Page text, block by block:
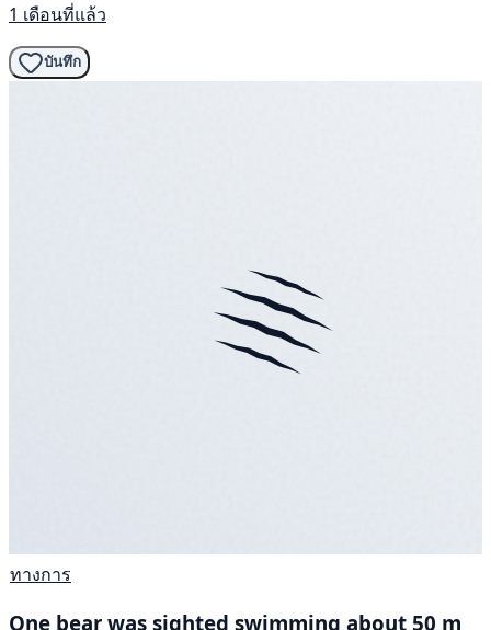
1 เดือนที่แล้ว
บันทึก
ทางการ
One bear was sighted swimming about 50 m